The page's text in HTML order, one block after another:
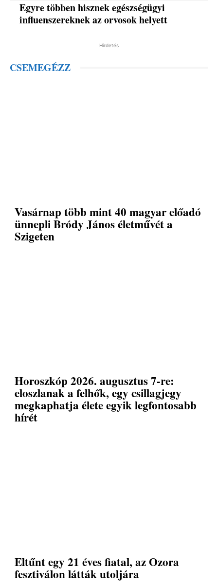
Egyre többen hisznek egészségügyi
influenszereknek az orvosok helyett
Hirdetés
CSEMEGÉZZ
Vasárnap több mint 40 magyar előadó
ünnepli Bródy János életművét a
Szigeten
Horoszkóp 2026. augusztus 7-re:
eloszlanak a felhők, egy csillagjegy
megkaphatja élete egyik legfontosabb
hírét
Eltűnt egy 21 éves fiatal, az Ozora
fesztiválon látták utoljára